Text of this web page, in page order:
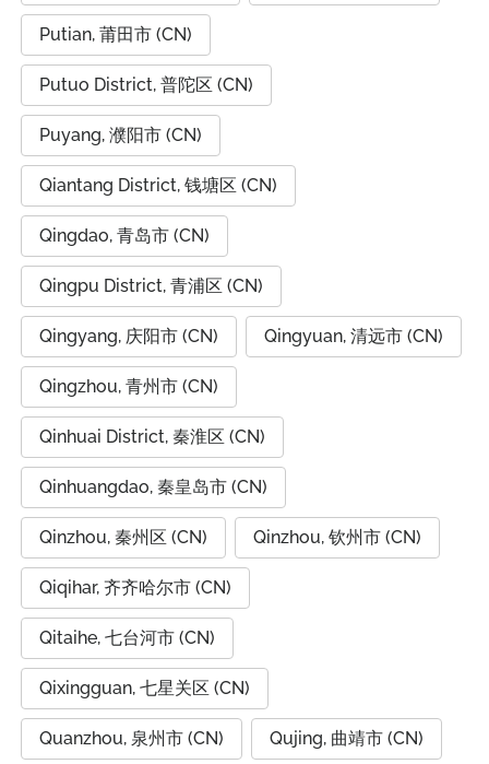
Putian, 莆田市 (CN)
Putuo District, 普陀区 (CN)
Puyang, 濮阳市 (CN)
Qiantang District, 钱塘区 (CN)
Qingdao, 青岛市 (CN)
Qingpu District, 青浦区 (CN)
Qingyang, 庆阳市 (CN) Qingyuan, 清远市 (CN)
Qingzhou, 青州市 (CN)
Qinhuai District, 秦淮区 (CN)
Qinhuangdao, 秦皇岛市 (CN)
Qinzhou, 秦州区 (CN) Qinzhou, 钦州市 (CN)
Qiqihar, 齐齐哈尔市 (CN)
Qitaihe, 七台河市 (CN)
Qixingguan, 七星关区 (CN)
Quanzhou, 泉州市 (CN) Qujing, 曲靖市 (CN)